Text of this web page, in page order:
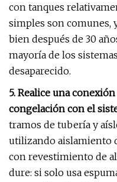
con tanques
simples son comunes,
bien después de 30
mayoría de los
desaparecido.
5. Realice una
congelación con el
tramos de tubería y
utilizando aislamiento
con revestimiento de
dure: si solo usa